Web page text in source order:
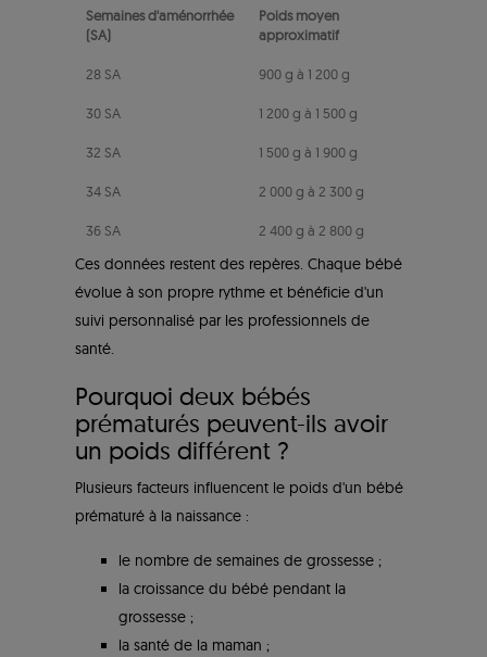
Semaines d'aménorrhée
(SA)
Poids moyen
approximatif
28 SA 900 g à 1 200 g
30 SA 1 200 g à 1 500 g
32 SA 1 500 g à 1 900 g
34 SA 2 000 g à 2 300 g
36 SA 2 400 g à 2 800 g
Ces données restent des repères. Chaque bébé
évolue à son propre rythme et bénéficie d'un
suivi personnalisé par les professionnels de
santé.
Pourquoi deux bébés
prématurés peuvent-ils avoir
un poids différent ?
Plusieurs facteurs influencent le poids d'un bébé
prématuré à la naissance :
le nombre de semaines de grossesse ;
la croissance du bébé pendant la
grossesse ;
la santé de la maman ;